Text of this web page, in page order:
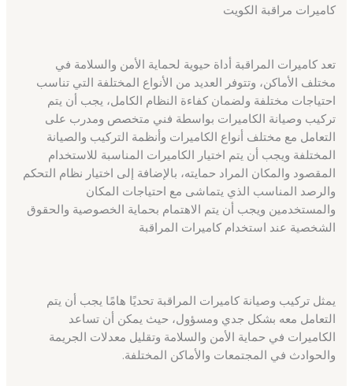
كاميرات مراقبة الكويت
تعد كاميرات المراقبة أداة حيوية لحماية الأمن والسلامة في
مختلف الأماكن، وتتوفر العديد من الأنواع المختلفة التي تناسب
احتياجات مختلفة ولضمان كفاءة النظام الكامل، يجب أن يتم
تركيب وصيانة الكاميرات بواسطة فني متخصص ومدرب على
التعامل مع مختلف أنواع الكاميرات وأنظمة التركيب والصيانة
المختلفة ويجب أن يتم اختيار الكاميرات المناسبة للاستخدام
المقصود والمكان المراد حمايته، بالإضافة إلى اختيار نظام التحكم
والرصد المناسب الذي يتماشى مع احتياجات المكان
والمستخدمين ويجب أن يتم الاهتمام بحماية الخصوصية والحقوق
الشخصية عند استخدام كاميرات المراقبة
يمثل تركيب وصيانة كاميرات المراقبة تحديًا هامًا يجب أن يتم
التعامل معه بشكل جدي ومسؤول، حيث يمكن أن تساعد
الكاميرات في حماية الأمن والسلامة وتقليل معدلات الجريمة
والحوادث في المجتمعات والأماكن المختلفة.